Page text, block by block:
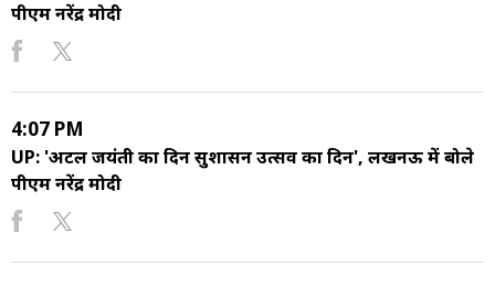
पीएम नरेंद्र मोदी
4:07 PM
UP: 'अटल जयंती का दिन सुशासन उत्सव का दिन', लखनऊ में बोले
पीएम नरेंद्र मोदी